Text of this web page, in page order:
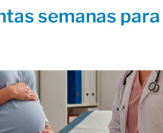
semanas para